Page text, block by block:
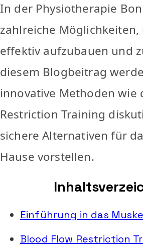
In der Physiotherapie
zahlreiche Möglichkeiten,
effektiv aufzubauen und
diesem Blogbeitrag
innovative Methoden wie
Restriction Training
sichere Alternativen für
Hause vorstellen.
Einführung in das
Blood Flow Restriction